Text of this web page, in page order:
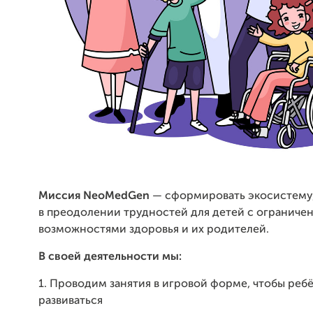
Миссия NeoMedGen — сформировать
в преодолении трудностей для детей с
возможностями здоровья и их родителей.
В своей деятельности мы:
1. Проводим занятия в игровой форме, чтобы
развиваться